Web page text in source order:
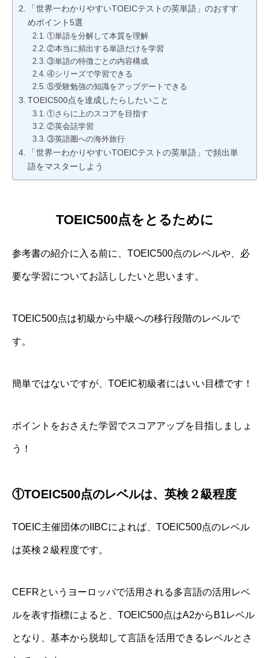
「世界一わかりやすいTOEICテストの英単語」のおすす
めポイント5選
①単語を分解して本質を理解
②本当に頻出する単語だけを学習
③単語の特徴ごとの内容構成
④シリーズで学習できる
⑤受験勉強の知識をアップデートできる
TOEIC500点を達成したらしたいこと
①さらに上のスコアを目指す
②英会話学習
③英語圏への海外旅行
「世界一わかりやすいTOEICテストの英単語」で頻出単
語をマスターしよう
TOEIC500点をとるために
参考書の紹介に入る前に、 TOEIC500点のレベルや、 必
要な学習についてお話ししたいと思います。
TOEIC500点は初級から中級への移行段階のレベルで
す。
簡単ではないですが、TOEIC初級者にはいい目標です！
ポイントをおさえた学習でスコアアップを目指しましょ
う！
①TOEIC500点のレベルは、英検２級程度
TOEIC主催団体のIIBCによれば、TOEIC500点のレベル
は英検２級程度です。
CEFRというヨーロッパで活用される多言語の活用レベ
ルを表す指標によると、TOEIC500点はA2からB1レベル
となり、基本から脱却して言語を活用できるレベルとさ